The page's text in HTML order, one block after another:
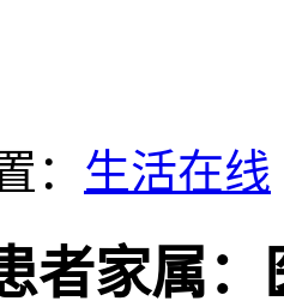
： 生活在线
者家属